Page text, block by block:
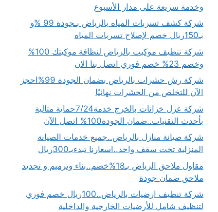
وخدمة سريعة على مدار الأسبوع
شركة كشف تسربات المياه بالرياض بـجودة 99 %و
بـ150ريال خصم لإصلاح تسربات المياه
شركة تنظيف موكيت بالرياض لنظافة موكيتك 100%
وخصم 23% خصم فوري اتصل بنا الان
شركة رش حشرات بالرياض بضمان الجودة 99%احجز
الآن للتخلص من الحشرات نهائيًا
شركة عزل خزانات بالخرج خدمة7/24حماية مثالية
بأحدث التقنيات..ضمان الجودة100% اتصل الآن
شركة صيانة منازل بالرياض..جميع خدمات الصيانة
المنزلية تحت سقف واحد..اسعارنا تبدءبـ300ريال
مقاول ملاحق الرياض بـ18%خصم..بناء وترميم و تجديد
ملاحق ضمان جودة
شركة تنظيف ارضيات بالرياض..100ريال خصم فوري
لتنظيف شامل للأرضيات الخارجية والداخلية